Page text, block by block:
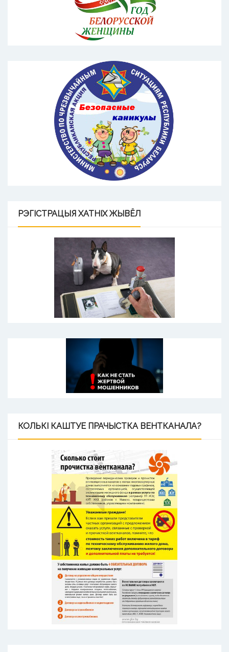
РЭГІСТРАЦЫЯ ХАТНІХ ЖЫВЁЛ
КОЛЬКІ КАШТУЕ ПРАЧЫСТКА ВЕНТКАНАЛА?